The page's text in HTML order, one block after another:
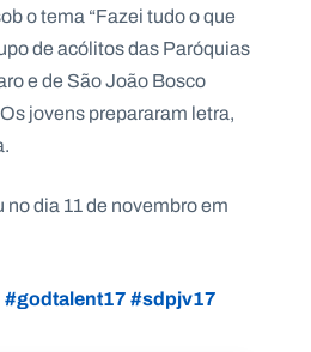
o tema “Fazei tudo o que
de acólitos das Paróquias
e de São João Bosco
jovens prepararam letra,
dia 11 de novembro em
#godtalent17#sdpjv17